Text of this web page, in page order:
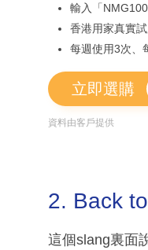
輸入「
香港用家真實
每週使用3次、
立即選購
資料由客戶提供
2. Back
這個slang裏面